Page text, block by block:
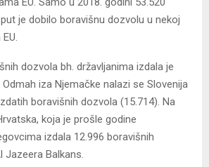
je dobilo boravišnu dozvolu u nekoj
dozvola bh. državljanima izdala je
iza Njemačke nalazi se Slovenija
boravišnih dozvola (15.714). Na
koja je prošle godine
izdala 12.996 boravišnih
Jazeera Balkans.